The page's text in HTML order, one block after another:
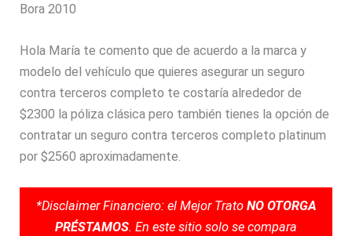
Bora 2010
Hola María te comento que de acuerdo a la marca y
modelo del vehículo que quieres asegurar un seguro
contra terceros completo te costaría alrededor de
$2300 la póliza clásica pero también tienes la opción de
contratar un seguro contra terceros completo platinum
por $2560 aproximadamente.
*Disclaimer Financiero: el Mejor Trato NO OTORGA
PRÉSTAMOS. En este sitio solo se compara